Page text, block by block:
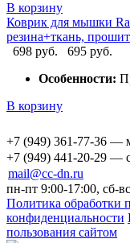
В корзину
Коврик для мышки
резина+ткань,
698 руб.
695 руб.
Особенности:
В корзину
+7 (949) 361-77-36 —
+7 (949) 441-20-29 —
mail@cc-dn.ru
пн-пт 9:00-17:00, сб-
Политика обработки
конфиденциальности
пользования сайтом